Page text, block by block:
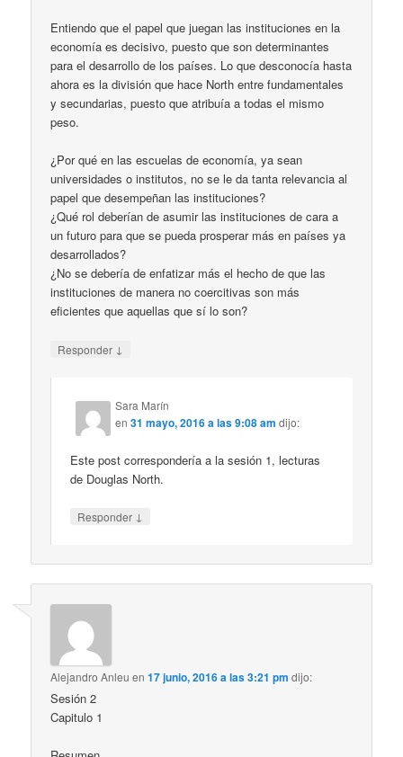
Entiendo que el papel que juegan las instituciones en la
economía es decisivo, puesto que son determinantes
para el desarrollo de los países. Lo que desconocía hasta
ahora es la división que hace North entre fundamentales
y secundarias, puesto que atribuía a todas el mismo
peso.
¿Por qué en las escuelas de economía, ya sean
universidades o institutos, no se le da tanta relevancia al
papel que desempeñan las instituciones?
¿Qué rol deberían de asumir las instituciones de cara a
un futuro para que se pueda prosperar más en países ya
desarrollados?
¿No se debería de enfatizar más el hecho de que las
instituciones de manera no coercitivas son más
eficientes que aquellas que sí lo son?
Responder ↓
Sara Marín
en31 mayo, 2016 a las 9:08 am dijo:
Este post correspondería a la sesión 1, lecturas
de Douglas North.
Responder ↓
Alejandro Anleu en17 junio, 2016 a las 3:21 pm dijo:
Sesión 2
Capitulo 1